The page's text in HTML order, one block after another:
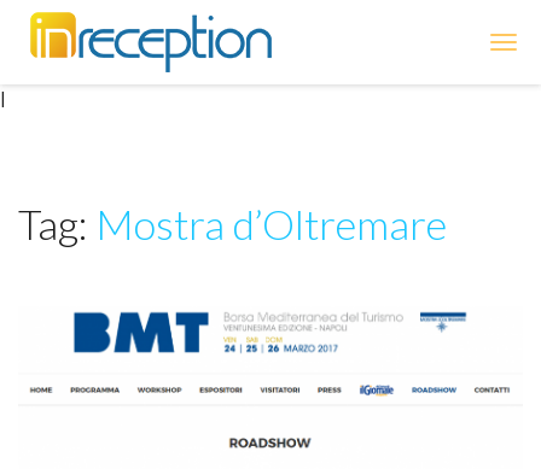
|
Tag: Mostra d’Oltremare